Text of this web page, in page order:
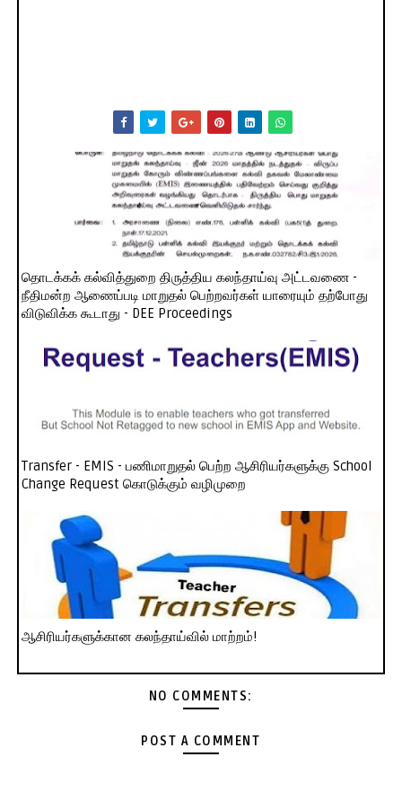
தொடக்கக் கல்வித்துறை திருத்திய கலந்தாய்வு அட்டவணை -
நீதிமன்ற ஆணைப்படி மாறுதல் பெற்றவர்கள் யாரையும் தற்போது
விடுவிக்க கூடாது - DEE Proceedings
Transfer - EMIS - பணிமாறுதல் பெற்ற ஆசிரியர்களுக்கு School
Change Request கொடுக்கும் வழிமுறை
ஆசிரியர்களுக்கான கலந்தாய்வில் மாற்றம்!
NO COMMENTS:
POST A COMMENT